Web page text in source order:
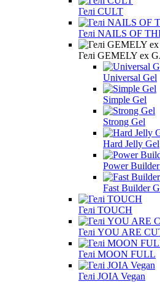
Гелі CULT
Гелі NAILS OF
Гелі GEMELY ex
Universal Gel
Simple Gel
Strong Gel
Hard Jelly Gel
Power
Fast Builder
Гелі TOUCH
Гелі YOU ARE
Гелі MOON FULL
Гелі JOIA Vegan